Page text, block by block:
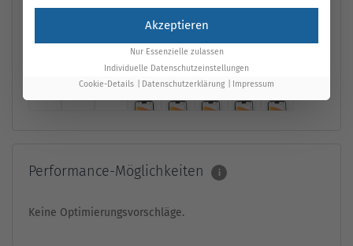
2,3 s
Largest Contentful
Paint
32,7
Performance-Möglichkeiten i
Keine Optimierungsvorschläge.
Akzeptieren
Nur Essenzielle zulassen
Individuelle Datenschutzeinstellungen
Cookie-Details
Datenschutzerklärung Impressum